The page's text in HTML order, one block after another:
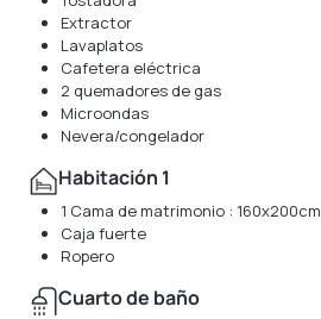
Extractor
Lavaplatos
Cafetera eléctrica
2 quemadores de gas
Microondas
Nevera/congelador
Habitación 1
1 Cama de matrimonio : 160x200cm
Caja fuerte
Ropero
Cuarto de baño